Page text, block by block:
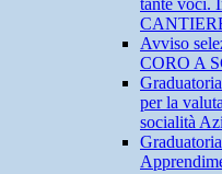
tante voci.
Avviso
CORO A
per la
socialità